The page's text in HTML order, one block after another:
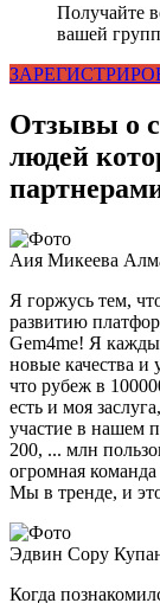
Получайте
вашей
Отзывы о
людей
Аия Микеева
Я горжусь тем,
развитию
Gem4me! Я
новые качества
что рубеж в
есть и моя
участие в нашем
200, ... млн
огромная
Мы в тренде, и
Эдвин Сору
Когда